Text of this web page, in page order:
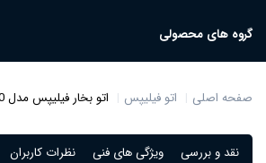
گروه های محصولی
صفحه اصلی اتو فیلیپس اتو بخار فیلیپس مدل DST7040
نقد و بررسی ویژگی های فنی نظرات کاربران